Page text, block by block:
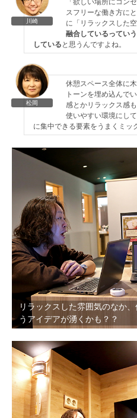
川崎
スフリーな働き方に
に「リラックスした
融合しているってい
している と思うんですよね。
松岡
休憩スペース全体に
トーンを埋め込んで
感とかリラックス感
使いやすい環境にし
に集中できる要素をうまくミッ
リラックスした雰囲気のなか
うアイデアが湧くかも？？